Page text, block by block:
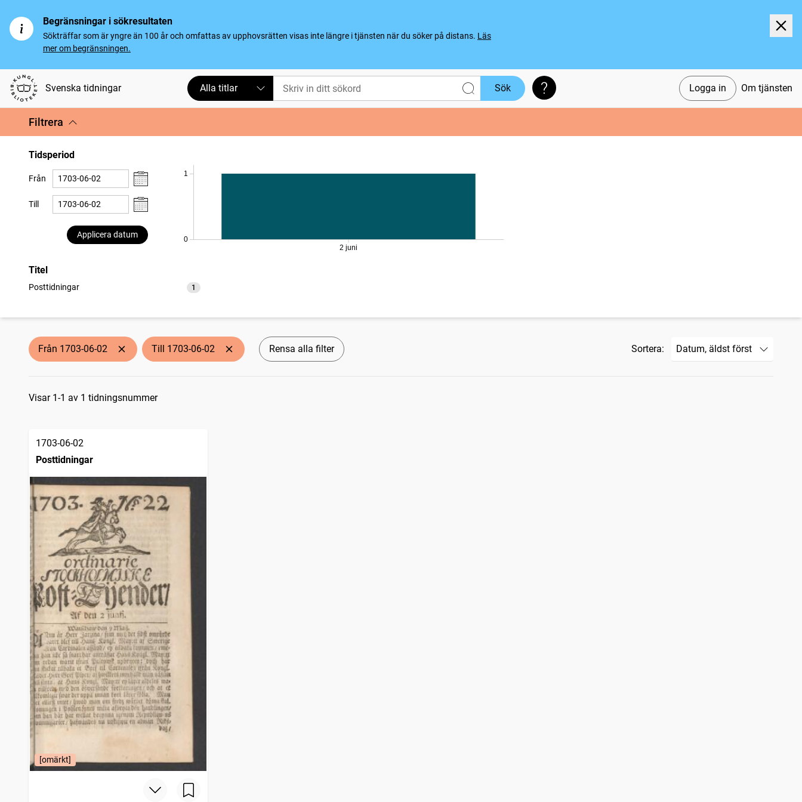
Begränsningar i sökresultaten
Sökträffar som är yngre än 100 år och omfattas av upphovsrätten visas inte längre i tjänsten när du söker på distans. Läs
mer om begränsningen.
Svenska tidningar Logga in Om tjänsten
Alla titlar Sök Söktips
Filtrera
Tidsperiod
Från
Till
Applicera datum
0
1
2 juni
Titel
Posttidningar 1
träffar
Från 1703-06-02 Till 1703-06-02 Rensa alla filter Sortera:
Sökresultat
Visar 1-1 av 1 tidningsnummer
1703-06-02
Posttidningar
[omärkt]